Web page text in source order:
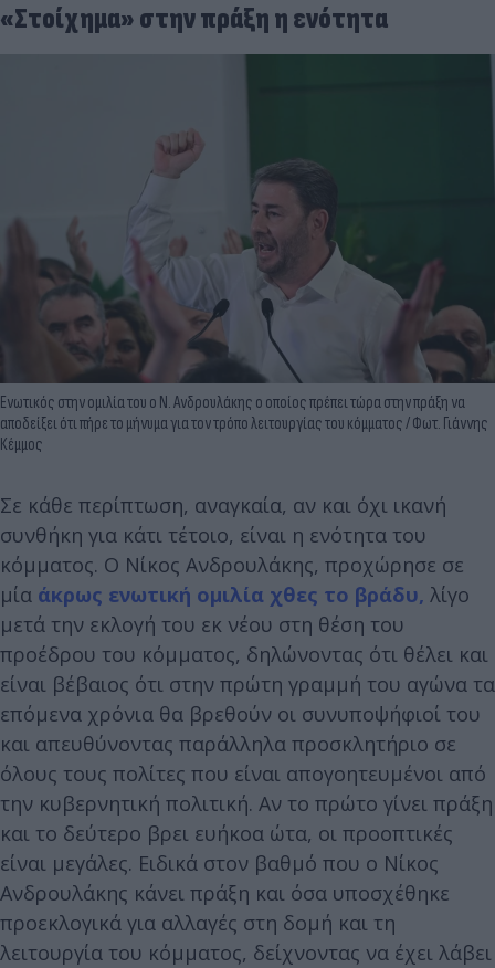
«Στοίχημα» στην πράξη η ενότητα
Ενωτικός στην ομιλία του ο Ν. Ανδρουλάκης ο οποίος πρέπει τώρα στην πράξη να
αποδείξει ότι πήρε το μήνυμα για τον τρόπο λειτουργίας του κόμματος / Φωτ. Γιάννης
Κέμμος
Σε κάθε περίπτωση, αναγκαία, αν και όχι ικανή
συνθήκη για κάτι τέτοιο, είναι η ενότητα του
κόμματος. Ο Νίκος Ανδρουλάκης, προχώρησε σε
μία άκρως ενωτική ομιλία χθες το βράδυ, λίγο
μετά την εκλογή του εκ νέου στη θέση του
προέδρου του κόμματος, δηλώνοντας ότι θέλει και
είναι βέβαιος ότι στην πρώτη γραμμή του αγώνα τα
επόμενα χρόνια θα βρεθούν οι συνυποψήφιοί του
και απευθύνοντας παράλληλα προσκλητήριο σε
όλους τους πολίτες που είναι απογοητευμένοι από
την κυβερνητική πολιτική. Αν το πρώτο γίνει πράξη
και το δεύτερο βρει ευήκοα ώτα, οι προοπτικές
είναι μεγάλες. Ειδικά στον βαθμό που ο Νίκος
Ανδρουλάκης κάνει πράξη και όσα υποσχέθηκε
προεκλογικά για αλλαγές στη δομή και τη
λειτουργία του κόμματος, δείχνοντας να έχει λάβει